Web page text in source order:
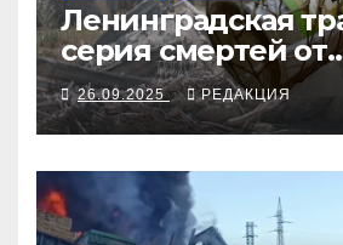
Ленинградская
серия смертей от
алкосуррогата
26.09.2025 РЕДАКЦИЯ